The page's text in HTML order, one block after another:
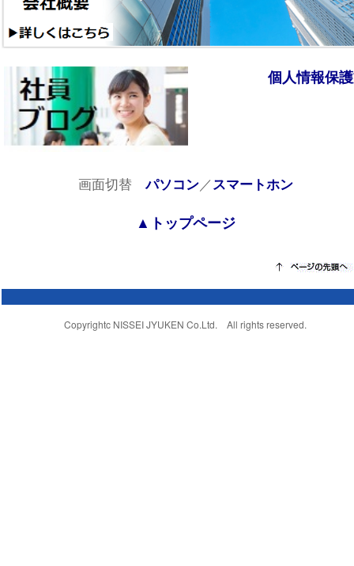
個人情報保
画面切替パソコン／ スマートホン
▲トップページ
Copyrightc NISSEI JYUKEN Co.Ltd. All rights reserved.